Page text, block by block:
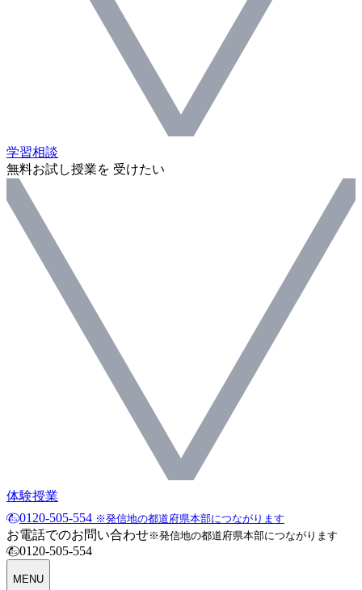
学習相談
無料お試し授業を 受けたい
体験授業
0120-505-554 ※発信地の都道府県本部につながります
お電話でのお問い合わせ※発信地の都道府県本部につながります
0120-505-554
MENU